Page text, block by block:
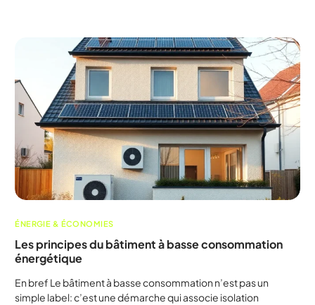
ÉNERGIE & ÉCONOMIES
Les principes du bâtiment à basse consommation
énergétique
En bref Le bâtiment à basse consommation n’est pas un
simple label: c’est une démarche qui associe isolation